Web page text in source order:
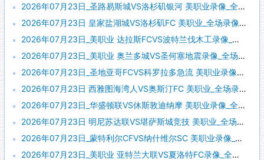
2026年07月23日_圣路易斯城VS洛杉矶银河 美职业录像_全场录像【视频集锦】
2026年07月23日 皇家盐湖城VS洛杉矶FC 美职业_全场录像【视频集锦】
2026年07月23日_美职业 达拉斯FCVS波特兰伐木工录像_高清录像【全场回放】
2026年07月23日_美职业 奥兰多城VS圣何塞地震录像_全场录像【全场回放】
2026年07月23日_圣地亚哥FCVS科罗拉多急流 美职业录像_全场录像【全场回放】
2026年07月23日 西雅图海湾人VS奥斯汀FC 美职业_全场录像【全场回放】
2026年07月23日_华盛顿联VS休斯敦迪纳摩 美职业录像_全场录像【视频集锦】
2026年07月23日 明尼苏达联VS堪萨斯城竞技 美职业_全场录像【全场回放】
2026年07月23日_蒙特利尔CFVS纳什维尔SC 美职业录像_高清录像【全场回放】
2026年07月23日_美职业 亚特兰大联VS夏洛特FC录像_全场录像【视频集锦】